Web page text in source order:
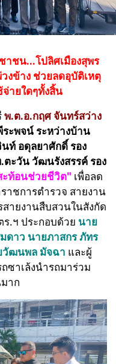
าชน...โปลิศเมืองสุพร
งข้าง ช่วยลดอุบัติเหตุ
ายใดๆทั้งสิ้น
พ.ต.อ.กฤศ จันทร์สว่าง
ะพจน์ ระหว่างบ้าน
ท์ อดุลยาศักดิ์ รอง
ะวัน วัฒนรังสรรค์ รอง
ะท้อนช่วยชีวิต" เพื่อลด
าชการตำรวจ สายงาน
ายงานสืบสวนในสังกัด
.ฯ ประกอบด้วย นาย
ดาว นายภาสกร ภัทร
วัฒนพล มัจฉา และผู้
ซาเล้งนำรถมาร่วม
าก